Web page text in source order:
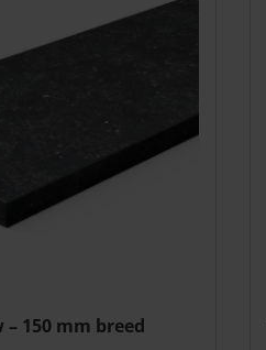
150 mm breed